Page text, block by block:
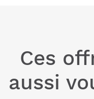
Ces
aussi